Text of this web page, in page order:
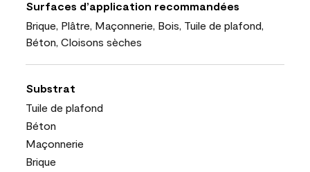
Surfaces d’application recommandées
Brique, Plâtre, Maçonnerie, Bois, Tuile de plafond,
Béton, Cloisons sèches
Substrat
Tuile de plafond
Béton
Maçonnerie
Brique